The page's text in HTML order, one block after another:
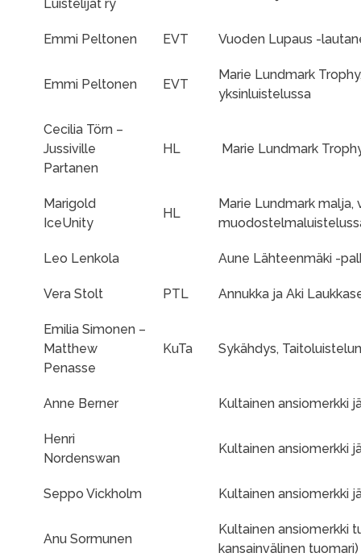
Luistelijat ry
Emmi Peltonen EVT Vuoden Lupaus -
Emmi Peltonen EVT
Marie Lundmark
yksinluistelussa
Cecilia Törn –
Jussiville
Partanen
HL Marie Lundmark
Marigold
IceUnity
HL
Marie Lundmark malja,
Leo Lenkola Aune Lähteenmäki -
Vera Stolt PTL Annukka ja Aki
Emilia Simonen –
Matthew
Penasse
KuTa Sykähdys,
Anne Berner Kultainen ansiomerkki
Henri
Nordenswan
Kultainen ansiomerkki
Seppo Vickholm Kultainen ansiomerkki
Anu Sormunen
Kultainen ansiomerkki
kansainvälinen tuomari)